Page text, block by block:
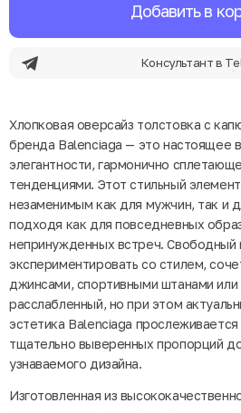
Добавить в
Консультант в
Хлопковая оверсайз толстовка с
бренда Balenciaga — это настоящее
элегантности, гармонично
тенденциями. Этот стильный
незаменимым как для мужчин, так и
подходя как для повседневных
непринужденных встреч. Свободный
экспериментировать со стилем,
джинсами, спортивными штанами
расслабленный, но при этом
эстетика Balenciaga
тщательно выверенных пропорций
узнаваемого дизайна.
Изготовленная из